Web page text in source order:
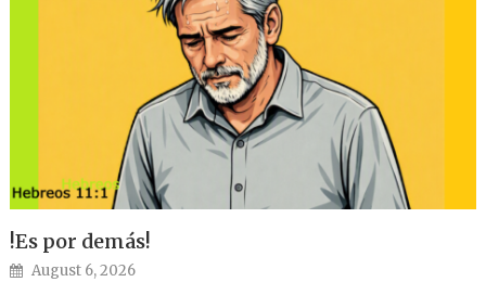
!Es por demás!
Posted on
August 6, 2026